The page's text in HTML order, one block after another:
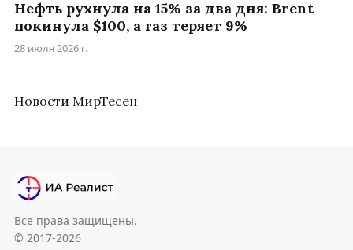
Нефть рухнула на 15% за два дня: Brent
покинула $100, а газ теряет 9%
28 июля 2026 г.
Новости МирТесен
Все права защищены.
© 2017-2026